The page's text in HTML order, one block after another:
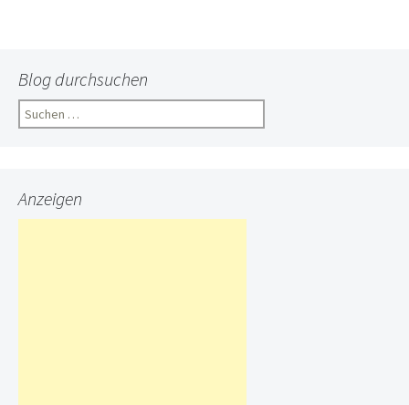
Blog durchsuchen
Suchen
nach:
Anzeigen